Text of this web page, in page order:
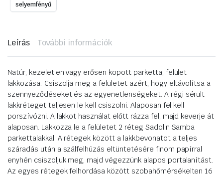
selyemfényű
Leírás További információk
Natúr, kezeletlen vagy erősen kopott parketta, felület
lakkozása: Csiszolja meg a felületet azért, hogy eltávolítsa a
szennyeződéseket és az egyenetlenségeket. A régi sérült
lakkréteget teljesen le kell csiszolni. Alaposan fel kell
porszívózni. A lakkot használat előtt rázza fel, majd keverje át
alaposan. Lakkozza le a felületet 2 réteg Sadolin Samba
parkettalakkal. A rétegek között a lakkbevonatot a teljes
száradás után a szálfelhúzás eltüntetésére finom papírral
enyhén csiszoljuk meg, majd végezzünk alapos portalanítást.
Az egyes rétegek felhordása között szobahőmérsékelten 16